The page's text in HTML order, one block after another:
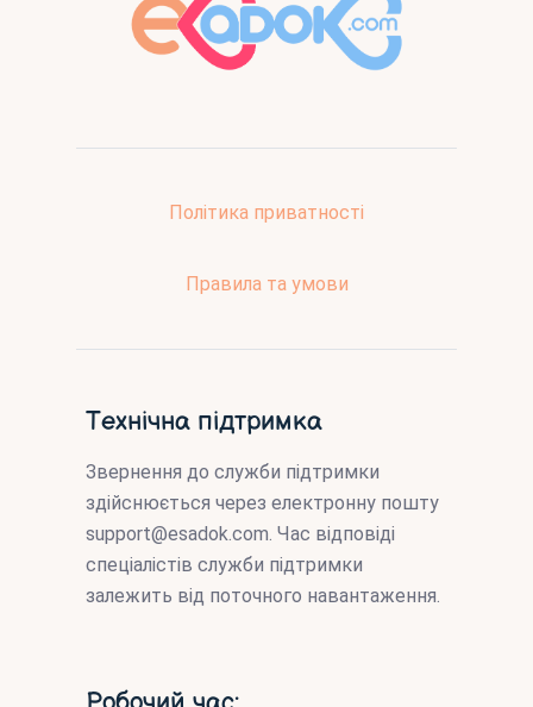
Політика приватності
Правила та умови
Технічна підтримка
Звернення до служби підтримки
здійснюється через електронну пошту
support@esadok.com. Час відповіді
спеціалістів служби підтримки
залежить від поточного навантаження.